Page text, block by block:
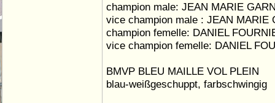
champion male: JEAN MARIE
vice champion male : JEAN MARIE
champion femelle: DANIEL
vice champion femelle: DANIEL
BMVP BLEU MAILLE VOL PLEIN
blau-weißgeschuppt, farbschwingig